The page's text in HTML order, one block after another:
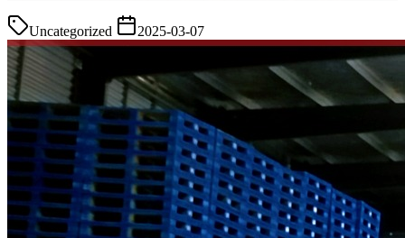
Uncategorized 2025-03-07